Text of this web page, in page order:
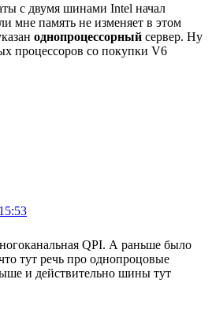
с двумя шинами Intel начал
мне память не изменяет в этом
однопроцессорный сервер. Ну
процессоров со покупки V6
QPI. А раньше было
тут речь про однопроцовые
и действительно шины тут